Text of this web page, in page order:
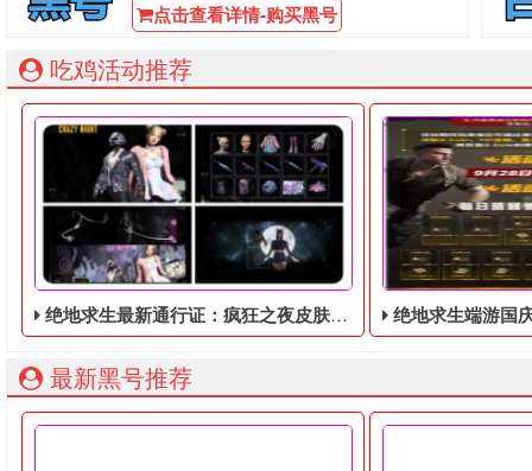
点击查看详情-购买黑号
吃鸡活动推荐
绝地求生最新通行证：疯狂之夜皮肤暴露！将于9月8日推出！ 绝地求生端游国庆节的终极白嫖活
最新黑号推荐